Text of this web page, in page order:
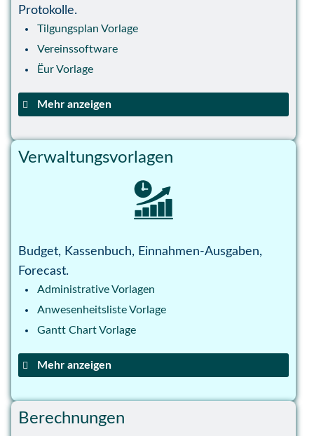
Protokolle.
Tilgungsplan Vorlage
Vereinssoftware
Ëur Vorlage
Mehr anzeigen
Angebotsvergleich
Buchhaltung Vorlage
Kassenbuch
Investitionsantrag
Bestellliste Vorlage
Break even Vorlage
Einnahmen-Ausgaben-Rechnung
Haushaltsbuch
Kostenvoranschlag
Verwaltungsvorlagen
Budget, Kassenbuch, Einnahmen-Ausgaben,
Forecast.
Administrative Vorlagen
Anwesenheitsliste Vorlage
Gantt Chart Vorlage
Mehr anzeigen
Auftragsverwaltung
Berechnungen